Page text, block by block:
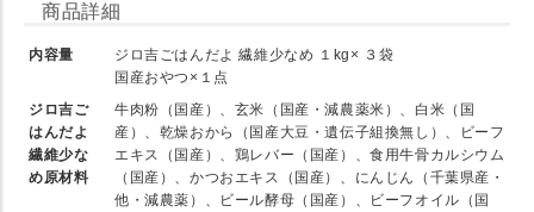
商品詳細
内容量
ジロ吉ごはんだよ 繊維少なめ １kg× ３袋
国産おやつ×１点
ジロ吉ご
はんだよ
繊維少な
め原材料
牛肉粉（国産）、玄米（国産・減農薬米）、白米（国
産）、乾燥おから（国産大豆・遺伝子組換無し）、ビーフ
エキス（国産）、鶏レバー（国産）、食用牛骨カルシウム
（国産）、かつおエキス（国産）、にんじん（千葉県産・
他・減農薬）、ビール酵母（国産）、ビーフオイル（国